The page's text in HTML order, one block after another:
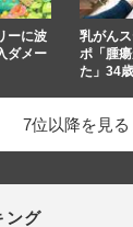
ーに波
ダメー
乳がん
ポ「腫
た」34
7位以降を見る
ング